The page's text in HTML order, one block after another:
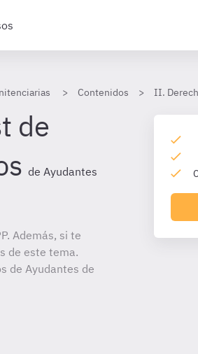
Contenidos II.
de
de Ayudantes
Además, si te
de este tema.
de Ayudantes de